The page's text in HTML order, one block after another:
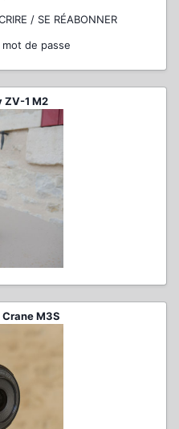
/ SE RÉABONNER
de passe
ZV-1 M2
M3S